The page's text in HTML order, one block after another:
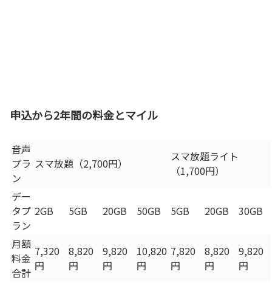
申込から2年間の料金とマイル
音声
プラ
ン
スマ放題（2,700円）
スマ放題ライト
（1,700円）
デー
タプ
ラン
2GB 5GB 20GB 50GB 5GB 20GB 30GB
月額
料金
合計
7,320
円
8,820
円
9,820
円
10,820
円
7,820
円
8,820
円
9,820
円